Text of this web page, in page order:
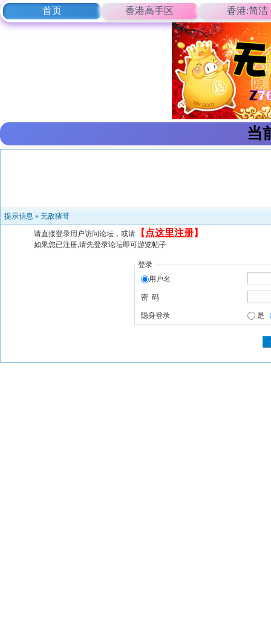
首页 香港高手区 香港:简洁
当
提示信息 » 无敌猪哥
请直接登录用户访问论坛，或请 【 点这里注册】
如果您已注册,请先登录论坛即可游览帖子
登录
用户名
密 码
隐身登录 是